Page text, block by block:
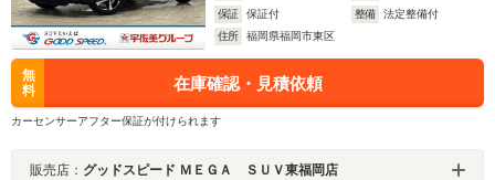
保証
保証付 整備
法定整備付
住所
福岡県福岡市東区
無
料
在庫確認・見積依頼
カーセンサーアフター保証が付けられます
販売店： グッドスピード ＭＥＧＡ ＳＵＶ東福岡店